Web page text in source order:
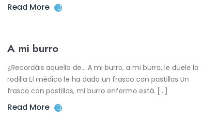
Read More
A mi burro
¿Recordáis aquello de… A mi burro, a mi burro, le duele la
rodilla El médico le ha dado un frasco con pastillas Un
frasco con pastillas, mi burro enfermo está. […]
Read More